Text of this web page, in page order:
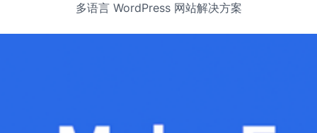
多语言 WordPress 网站解决方案